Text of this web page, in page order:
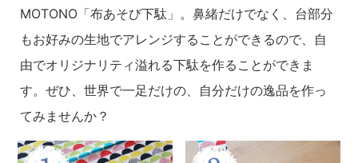
MOTONO「布あそび下駄」。鼻緒だけでなく、台部分
もお好みの生地でアレンジすることができるので、自
由でオリジナリティ溢れる下駄を作ることができま
す。ぜひ、世界で一足だけの、自分だけの逸品を作っ
てみませんか？